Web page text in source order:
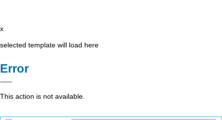
x
selected template will load here
Error
This action is not available.